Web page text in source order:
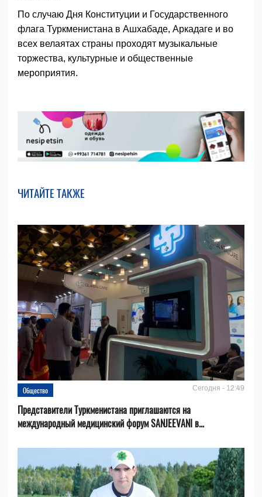
По случаю Дня Конституции и Государственного
флага Туркменистана в Ашхабаде, Аркадаге и во
всех велаятах страны проходят музыкальные
торжества, культурные и общественные
мероприятия.
ЧИТАЙТЕ ТАКЖЕ
Общество Сегодня - 12:49
Представители Туркменистана приглашаются на
международный медицинский форум SANJEEVANI в...